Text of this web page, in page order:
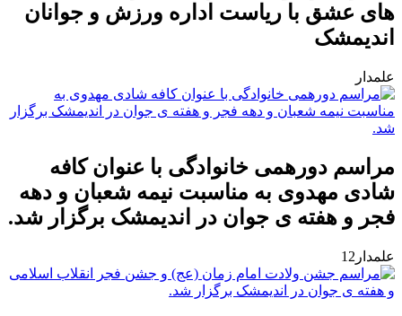
های عشق با ریاست اداره ورزش و جوانان
اندیمشک
علمدار
مراسم دورهمی خانوادگی با عنوان کافه
شادی مهدوی به مناسبت نیمه شعبان و دهه
فجر و هفته ی جوان در اندیمشک برگزار شد.
علمدار12